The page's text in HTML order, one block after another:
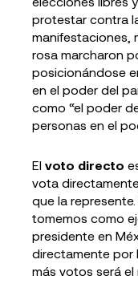
protestar contra
manifestaciones,
rosa marcharon
posicionándose
en el poder del
como “el poder
personas en el
El voto directo
vota
que la
tomemos como
presidente en
directamente por
más votos será